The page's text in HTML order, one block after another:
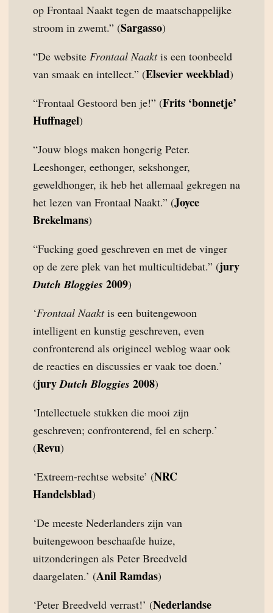
op Frontaal Naakt tegen de maatschappelijke
stroom in zwemt.” (Sargasso)
“De website Frontaal Naaktis een toonbeeld
van smaak en intellect.” (Elsevier weekblad)
“Frontaal Gestoord ben je!” (Frits ‘bonnetje’
Huffnagel)
“Jouw blogs maken hongerig Peter.
Leeshonger, eethonger, sekshonger,
geweldhonger, ik heb het allemaal gekregen na
het lezen van Frontaal Naakt.” (Joyce
Brekelmans)
“Fucking goed geschreven en met de vinger
op de zere plek van het multicultidebat.” (jury
Dutch Bloggies 2009)
‘Frontaal Naaktis een buitengewoon
intelligent en kunstig geschreven, even
confronterend als origineel weblog waar ook
de reacties en discussies er vaak toe doen.’
(juryDutch Bloggies 2008)
‘Intellectuele stukken die mooi zijn
geschreven; confronterend, fel en scherp.’
(Revu)
‘Extreem-rechtse website’ (NRC
Handelsblad)
‘De meeste Nederlanders zijn van
buitengewoon beschaafde huize,
uitzonderingen als Peter Breedveld
daargelaten.’ (Anil Ramdas)
‘Peter Breedveld verrast!’ (Nederlandse